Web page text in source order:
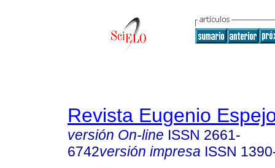
Revista Eugenio
versión On-line ISSN 2661-
6742versión impresa ISSN